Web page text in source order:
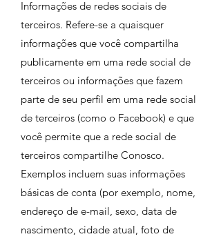
Informações de redes sociais de
terceiros. Refere-se a quaisquer
informações que você compartilha
publicamente em uma rede social de
terceiros ou informações que fazem
parte de seu perfil em uma rede social
de terceiros (como o Facebook) e que
você permite que a rede social de
terceiros compartilhe Conosco.
Exemplos incluem suas informações
básicas de conta (por exemplo, nome,
endereço de e-mail, sexo, data de
nascimento, cidade atual, foto de